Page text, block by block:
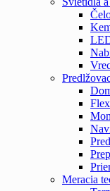
Meracia